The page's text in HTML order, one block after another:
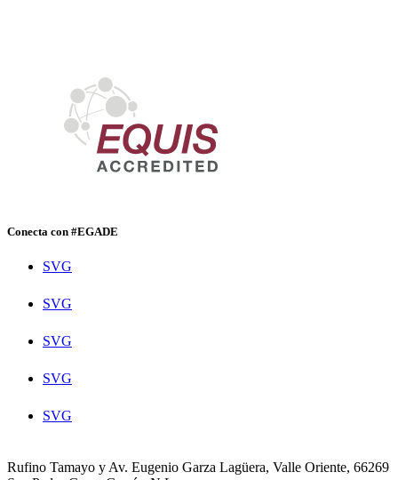
Conecta con #EGADE
SVG
SVG
SVG
SVG
SVG
Rufino Tamayo y Av. Eugenio Garza Lagüera, Valle Oriente, 66269